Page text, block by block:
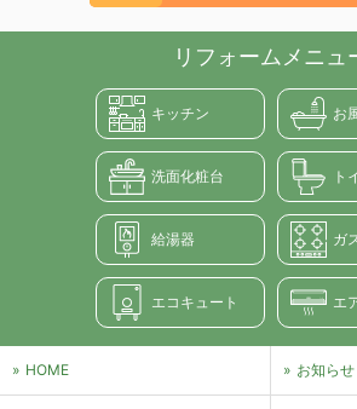
リフォームメニュ
キッチン お
洗面化粧台 ト
給湯器 ガ
エコキュート エ
HOME お知らせ